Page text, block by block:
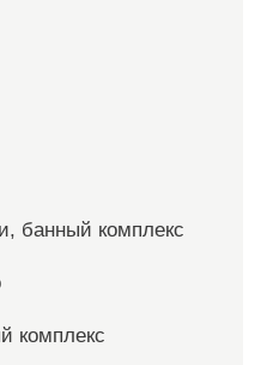
банный комплекс
комплекс